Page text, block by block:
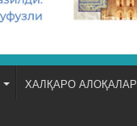
ХАЛҚАРО АЛОҚАЛАР